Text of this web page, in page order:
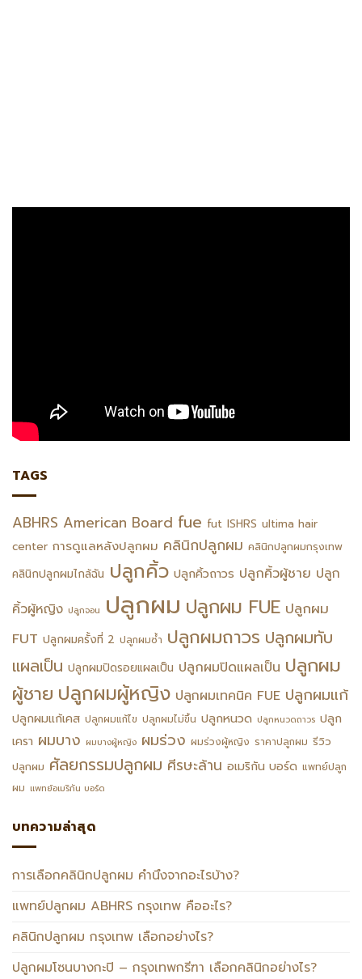
TAGS
ABHRS American Board fue fut ISHRS ultima hair
center การดูแลหลังปลูกผม คลินิกปลูกผม คลินิกปลูกผมกรุงเทพ
คลินิกปลูกผมไกล้ฉัน ปลูกคิ้ว ปลูกคิ้วถาวร ปลูกคิ้วผู้ชาย ปลูก
คิ้วผู้หญิง ปลูกจอน ปลูกผม ปลูกผม FUE ปลูกผม
FUT ปลูกผมครั้งที่ 2 ปลูกผมซ้ำ ปลูกผมถาวร ปลูกผมทับ
แผลเป็น ปลูกผมปิดรอยแผลเป็น ปลูกผมปิดแผลเป็น ปลูกผม
ผู้ชาย ปลูกผมผู้หญิง ปลูกผมเทคนิค FUE ปลูกผมแก้
ปลูกผมแก้เคส ปลูกผมแก้ไข ปลูกผมไม่ขึ้น ปลูกหนวด ปลูกหนวดถาวร ปลูก
เครา ผมบาง ผมบางผู้หญิง ผมร่วง ผมร่วงผู้หญิง ราคาปลูกผม รีวิว
ปลูกผม ศัลยกรรมปลูกผม ศีรษะล้าน อเมริกัน บอร์ด แพทย์ปลูก
ผม แพทย์อเมริกัน บอร์ด
บทความล่าสุด
การเลือกคลินิกปลูกผม คำนึงจากอะไรบ้าง?
แพทย์ปลูกผม ABHRS กรุงเทพ คืออะไร?
คลินิกปลูกผม กรุงเทพ เลือกอย่างไร?
ปลูกผมโซนบางกะปิ – กรุงเทพกรีฑา เลือกคลินิกอย่างไร?